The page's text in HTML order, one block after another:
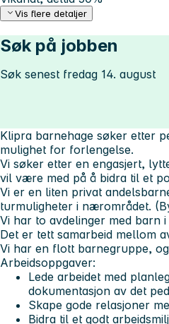
Vis flere detaljer
Søk på jobben
Søk senest fredag 14. august
Klipra barnehage søker etter
mulighet for forlengelse.
Vi søker etter en engasjert,
vil være med på å bidra til et
Vi er en liten privat
turmuligheter i nærområdet.
Vi har to avdelinger med barn
Det er tett samarbeid mellom
Vi har en flott barnegruppe,
Arbeidsoppgaver:
Lede arbeidet med
dokumentasjon av det
Skape gode relasjoner
Bidra til et godt